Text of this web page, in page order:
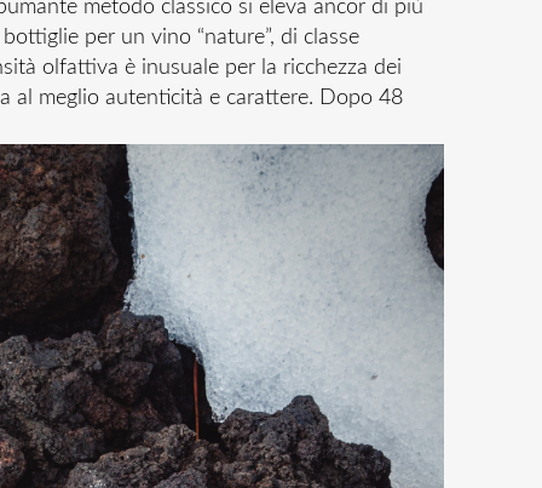
metodo classico si eleva ancor di più
per un vino “nature”, di classe
olfattiva è inusuale per la ricchezza dei
al meglio autenticità e carattere. Dopo 48